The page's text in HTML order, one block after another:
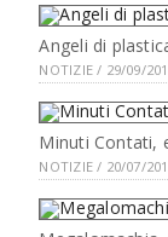
Angeli di
NOTIZIE / 29/09/
Minuti Contati,
NOTIZIE / 20/07/